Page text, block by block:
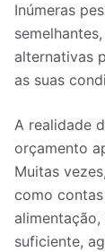
Inúmeras
alternativas
as suas
A realidade
orçamento
Muitas
como
suficiente,